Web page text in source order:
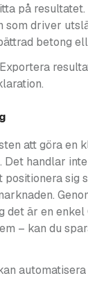
på
som driver
betong
att göra en
Det handlar
positionera sig
det är en
– kan du